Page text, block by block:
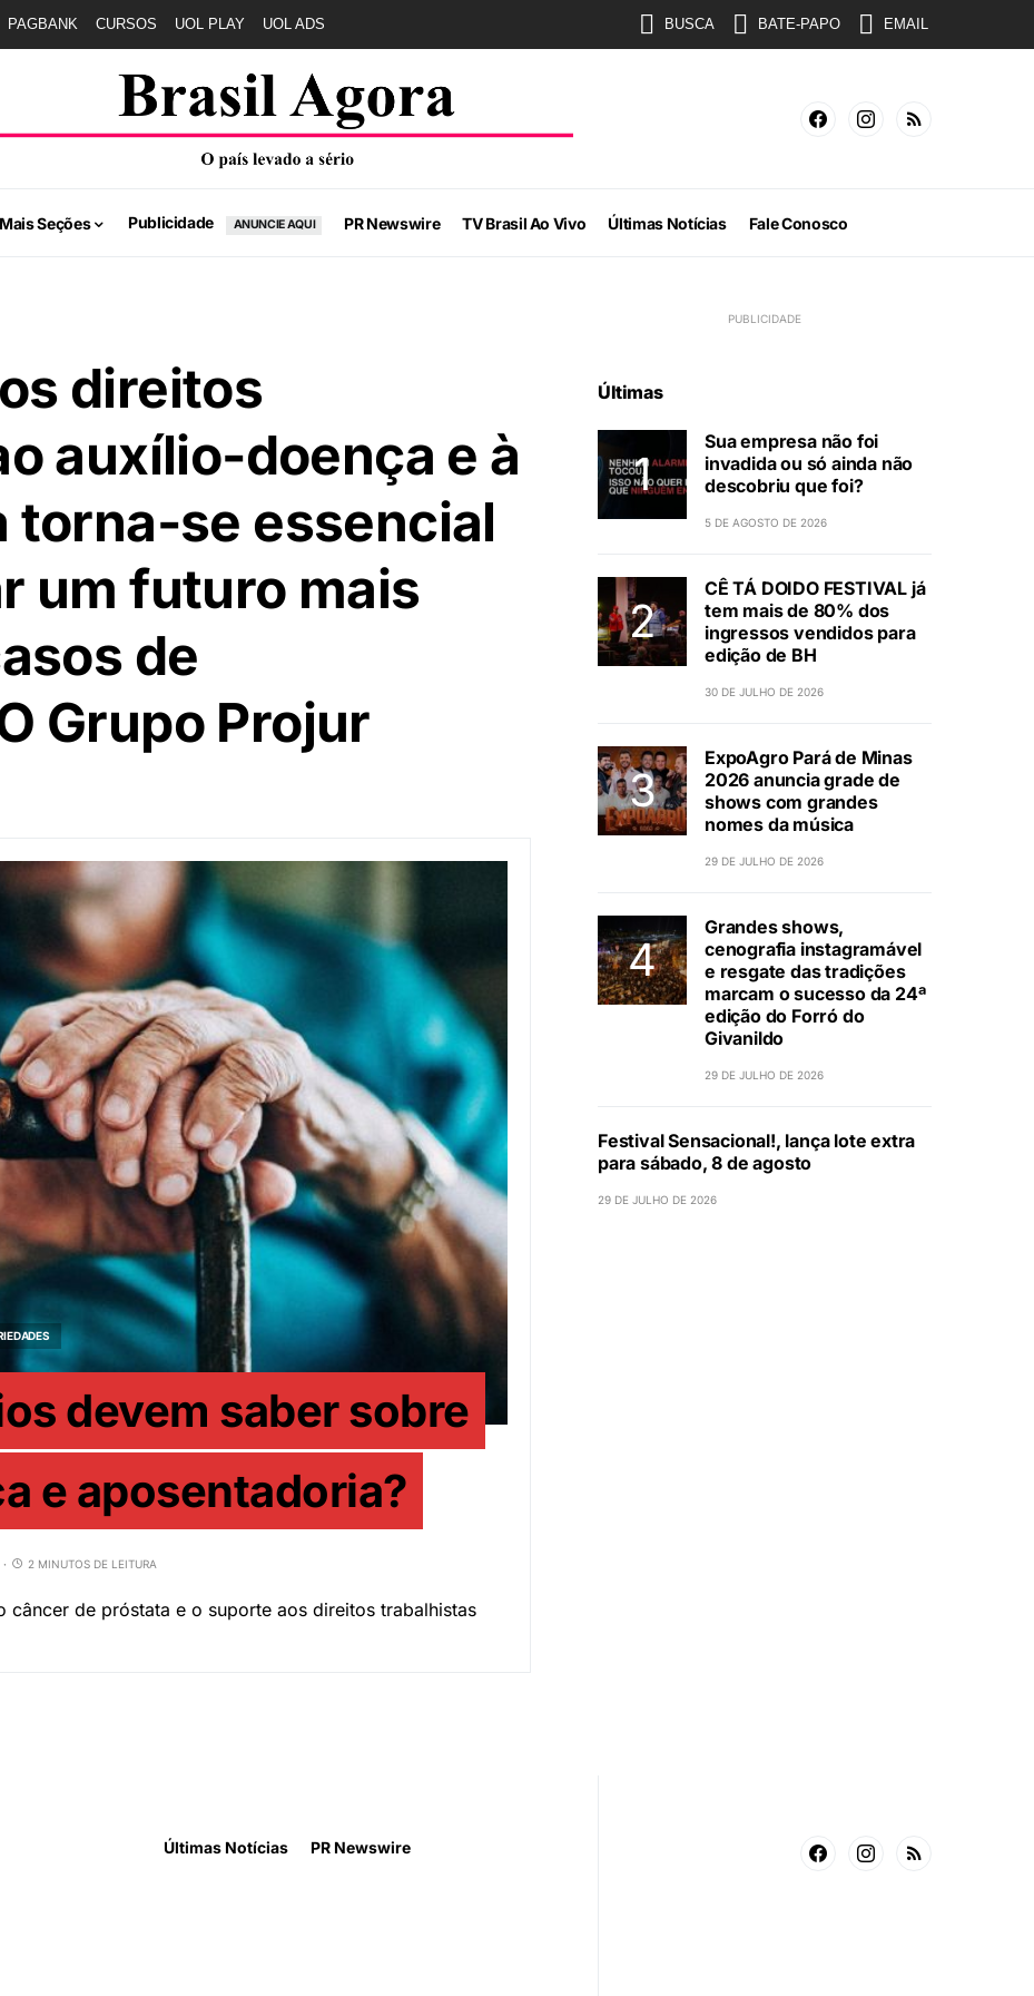
PAGBANK CURSOS UOL PLAY UOL ADS BUSCA BATE-PAPO EMAIL
Mais Seções Publicidade ANUNCIE AQUI PR Newswire TV Brasil Ao Vivo Últimas Notícias Fale Conosco
direitos
auxílio-doença e à
torna-se essencial
um futuro mais
de
Grupo Projur
devem saber sobre
e aposentadoria?
2 MINUTOS DE LEITURA
de próstata e o suporte aos direitos trabalhistas
Últimas
Sua empresa não foi
invadida ou só ainda não
descobriu que foi?
5 DE AGOSTO DE 2026
CÊ TÁ DOIDO FESTIVAL já
tem mais de 80% dos
ingressos vendidos para
edição de BH
30 DE JULHO DE 2026
ExpoAgro Pará de Minas
2026 anuncia grade de
shows com grandes
nomes da música
29 DE JULHO DE 2026
Grandes shows,
cenografia instagramável
e resgate das tradições
marcam o sucesso da 24ª
edição do Forró do
Givanildo
29 DE JULHO DE 2026
Festival Sensacional!, lança lote extra
para sábado, 8 de agosto
29 DE JULHO DE 2026
Últimas Notícias PR Newswire